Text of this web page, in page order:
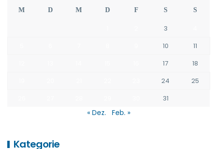
M D M D F S S
3
10
11
17
18
24
25
31
« Dez. Feb. »
Kategorie